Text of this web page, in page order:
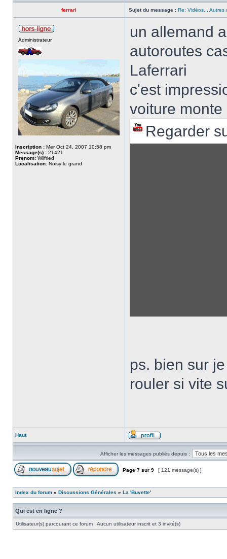
ferrari Sujet du message : Re: Vidéos... Autres
Administrateur
Inscription : Mer Oct 24, 2007 10:58 pm
Message(s) : 21421
Prenom: Wilfried
Localisation: Noisy le grand
un allemand
autoroutes
Laferrari
c'est
voiture
Regarder
ps. bien sur
rouler si vite
Haut
Afficher les messages publiés depuis :
Page 7 sur 9 [ 121 message(s) ]
Index du forum » Discussions Générales » La 'Buvette'
Qui est en ligne ?
Utilisateur(s) parcourant ce forum : Aucun utilisateur inscrit et 3 invité(s)